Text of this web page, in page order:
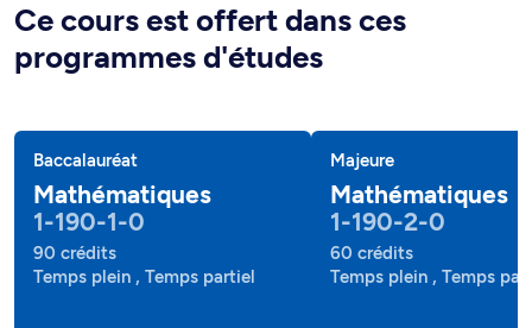
Ce cours est offert dans ces
programmes d'études
Baccalauréat
Mathématiques
1-190-1-0
90 crédits
Temps plein , Temps partiel
Majeure
Mathématiques
1-190-2-0
60 crédits
Temps plein , Temps